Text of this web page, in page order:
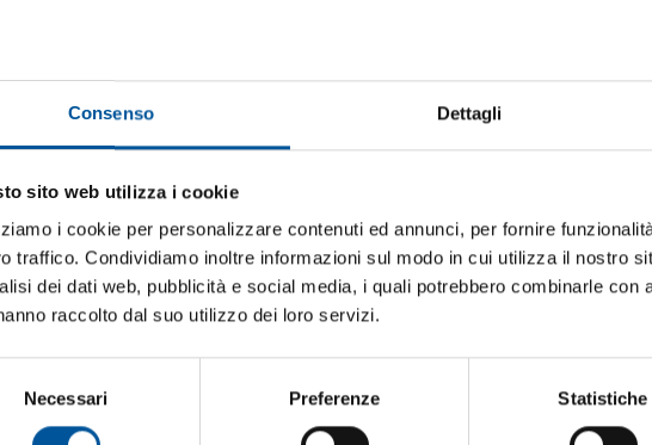
Tieniti aggiornato sulle migliori
tua barca
Iscriviti alla newsletter e ricevi le offerte più vantaggiose e
vive la nautica ogni giorno. Con MTO trovi tutto ciò che serve
Consenso Dettagli
sito web utilizza i cookie
i cookie per personalizzare contenuti ed annunci, per fornire
traffico. Condividiamo inoltre informazioni sul modo in cui utilizza il nostro
dei dati web, pubblicità e social media, i quali potrebbero combinarle con
raccolto dal suo utilizzo dei loro servizi.
Necessari Preferenze Statistiche
faretti da
per unire
a bordo.
e
agli
ben
e
rendendo
- 21%
Staccabatteria marino Heavy Duty 280
Disponibile
- 19%
Cavo